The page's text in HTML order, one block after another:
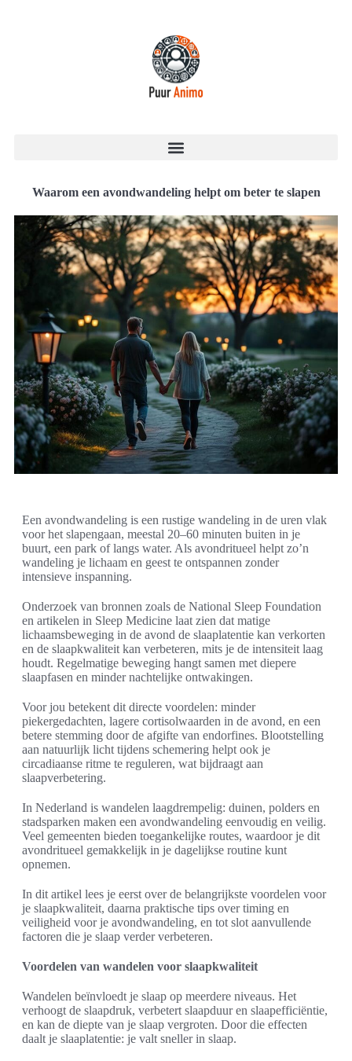
Waarom een avondwandeling helpt om beter te slapen
Een avondwandeling is een rustige wandeling in de uren vlak
voor het slapengaan, meestal 20–60 minuten buiten in je
buurt, een park of langs water. Als avondritueel helpt zo’n
wandeling je lichaam en geest te ontspannen zonder
intensieve inspanning.
Onderzoek van bronnen zoals de National Sleep Foundation
en artikelen in Sleep Medicine laat zien dat matige
lichaamsbeweging in de avond de slaaplatentie kan verkorten
en de slaapkwaliteit kan verbeteren, mits je de intensiteit laag
houdt. Regelmatige beweging hangt samen met diepere
slaapfasen en minder nachtelijke ontwakingen.
Voor jou betekent dit directe voordelen: minder
piekergedachten, lagere cortisolwaarden in de avond, en een
betere stemming door de afgifte van endorfines. Blootstelling
aan natuurlijk licht tijdens schemering helpt ook je
circadiaanse ritme te reguleren, wat bijdraagt aan
slaapverbetering.
In Nederland is wandelen laagdrempelig: duinen, polders en
stadsparken maken een avondwandeling eenvoudig en veilig.
Veel gemeenten bieden toegankelijke routes, waardoor je dit
avondritueel gemakkelijk in je dagelijkse routine kunt
opnemen.
In dit artikel lees je eerst over de belangrijkste voordelen voor
je slaapkwaliteit, daarna praktische tips over timing en
veiligheid voor je avondwandeling, en tot slot aanvullende
factoren die je slaap verder verbeteren.
Voordelen van wandelen voor slaapkwaliteit
Wandelen beïnvloedt je slaap op meerdere niveaus. Het
verhoogt de slaapdruk, verbetert slaapduur en slaapefficiëntie,
en kan de diepte van je slaap vergroten. Door die effecten
daalt je slaaplatentie: je valt sneller in slaap.